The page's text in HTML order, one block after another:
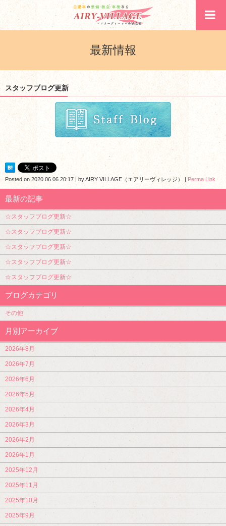
最新情報
スタッフブログ更新
Posted on 2020.06.06 20:17 | byAIRY VILLAGE（エアリーヴィレッジ） | Perma Link
最新の記事
☆スタッフブログ更新☆
☆スタッフブログ更新☆
☆スタッフブログ更新☆
☆スタッフブログ更新☆
☆スタッフブログ更新☆
ブログカテゴリ
その他
月別アーカイブ
2026年8月
2026年7月
2026年6月
2026年5月
2026年4月
2026年3月
2026年2月
2026年1月
2025年12月
2025年11月
2025年10月
2025年9月